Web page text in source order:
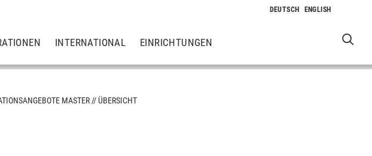
INTERNATIONAL EINRICHTUNGEN
MASTER ÜBERSICHT